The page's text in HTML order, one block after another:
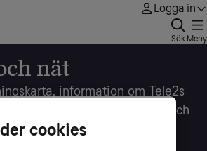
Logga in
Sök Meny
nät
information om Tele2s
kan förbättra täckningen och
cookies